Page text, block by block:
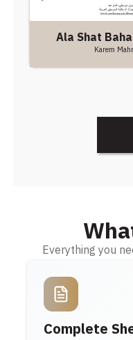
Ala Shat
Karem
Everything you
Complete